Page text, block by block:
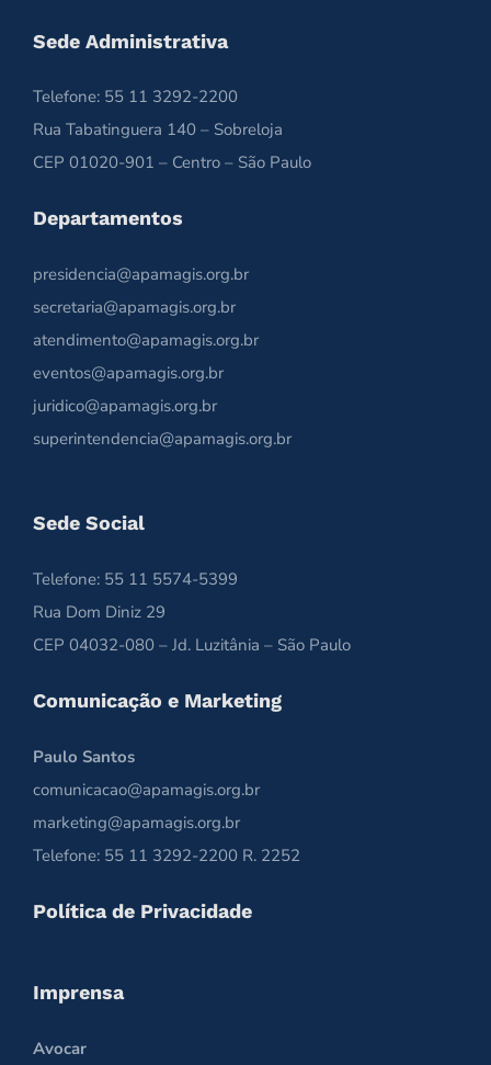
Sede Administrativa
Telefone: 55 11 3292-2200
Rua Tabatinguera 140 – Sobreloja
CEP 01020-901 – Centro – São Paulo
Departamentos
presidencia@apamagis.org.br
secretaria@apamagis.org.br
atendimento@apamagis.org.br
eventos@apamagis.org.br
juridico@apamagis.org.br
superintendencia@apamagis.org.br
Sede Social
Telefone: 55 11 5574-5399
Rua Dom Diniz 29
CEP 04032-080 – Jd. Luzitânia – São Paulo
Comunicação e Marketing
Paulo Santos
comunicacao@apamagis.org.br
marketing@apamagis.org.br
Telefone: 55 11 3292-2200 R. 2252
Política de Privacidade
Imprensa
Avocar